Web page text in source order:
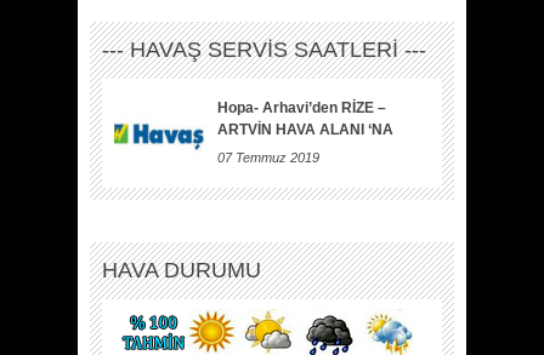
--- HAVAŞ SERVİS SAATLERİ ---
Hopa- Arhavi’den RİZE –
ARTVİN HAVA ALANI ‘NA
07 Temmuz 2019
HAVA DURUMU